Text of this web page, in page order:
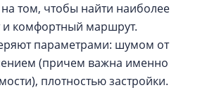
на том, чтобы найти наиболее
комфортный маршрут.
параметрами: шумом от
(причем важна именно
плотностью застройки.